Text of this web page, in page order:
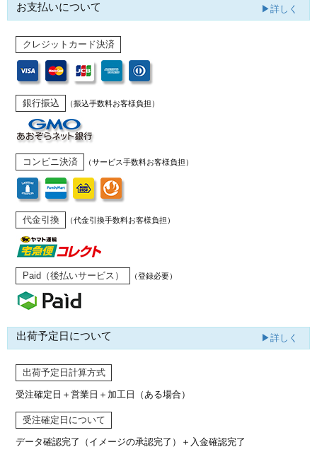
お支払いについて ▶詳しく
クレジットカード決済
銀行振込 （振込手数料お客様負担）
コンビニ決済 （サービス手数料お客様負担）
代金引換 （代金引換手数料お客様負担）
Paid（後払いサービス） （登録必要）
出荷予定日について ▶詳しく
出荷予定日計算方式
受注確定日＋営業日＋加工日（ある場合）
受注確定日について
データ確認完了（イメージの承認完了） ＋入金確認完了